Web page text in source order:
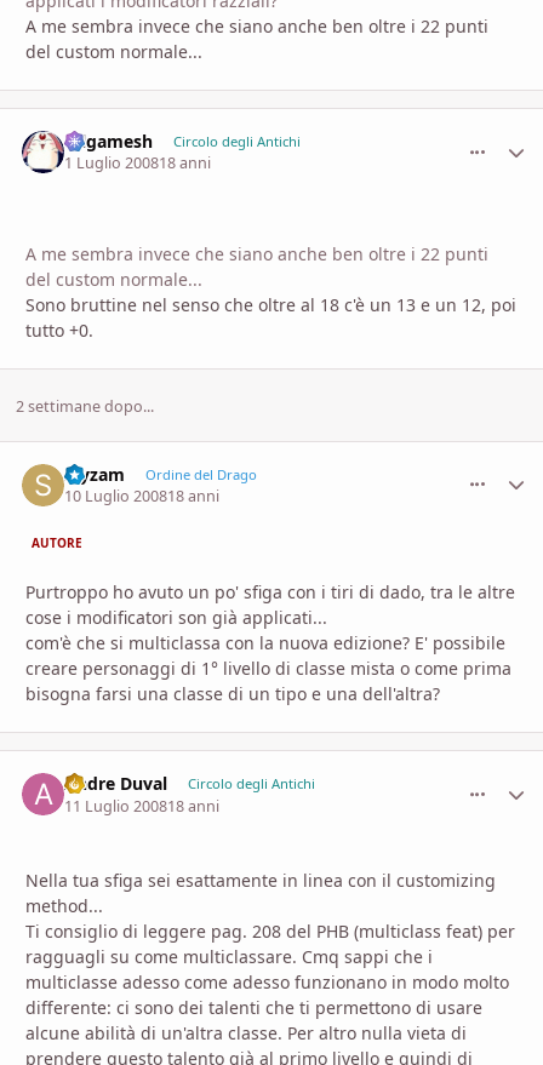
A me sembra invece che siano anche ben oltre i 22 punti
del custom normale...
Gilgamesh Circolo degli Antichi
1 Luglio 200818 anni
A me sembra invece che siano anche ben oltre i 22 punti
del custom normale...
Sono bruttine nel senso che oltre al 18 c'è un 13 e un 12, poi
tutto +0.
2 settimane dopo...
sryzam Ordine del Drago
10 Luglio 200818 anni
AUTORE
Purtroppo ho avuto un po' sfiga con i tiri di dado, tra le altre
cose i modificatori son già applicati...
com'è che si multiclassa con la nuova edizione? E' possibile
creare personaggi di 1° livello di classe mista o come prima
bisogna farsi una classe di un tipo e una dell'altra?
Andre Duval Circolo degli Antichi
11 Luglio 200818 anni
Nella tua sfiga sei esattamente in linea con il customizing
method...
Ti consiglio di leggere pag. 208 del PHB (multiclass feat) per
ragguagli su come multiclassare. Cmq sappi che i
multiclasse adesso come adesso funzionano in modo molto
differente: ci sono dei talenti che ti permettono di usare
alcune abilità di un'altra classe. Per altro nulla vieta di
prendere questo talento già al primo livello e quindi di